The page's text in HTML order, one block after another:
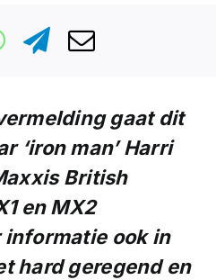
gaat dit
‘iron man’Harri
British
en MX2
informatie ook in
hard geregend en